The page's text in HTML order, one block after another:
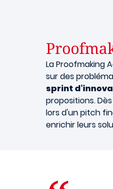
La Proofmaking
sur des
sprint
propositions.
lors d'un pitch
enrichir leurs